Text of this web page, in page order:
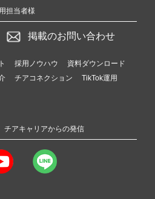
担当者様
掲載のお問い合わせ
採用ノウハウ
資料ダウンロード
チアコネクション
TikTok運用
チアキャリアからの発信